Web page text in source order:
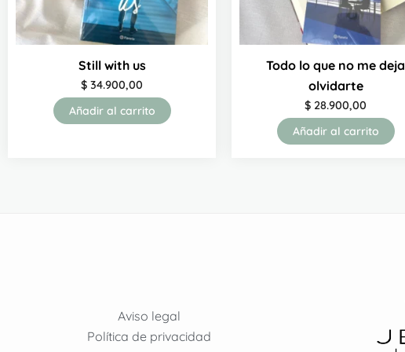
Still with us
$ 34.900,00
Añadir al carrito
Todo lo que no me deja
olvidarte
$ 28.900,00
Añadir al carrito
Aviso legal
Política de privacidad